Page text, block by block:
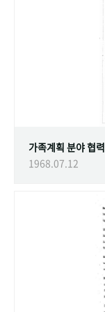
가족계획 분야 협
1968.07.12